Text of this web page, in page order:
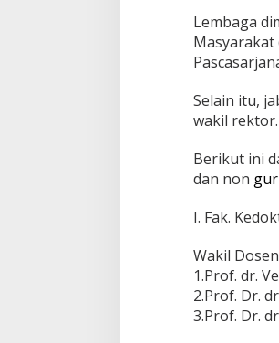
u
l
t
a
P
e
i
d
2
2
3
2
0
Lembaga
Masyarakat
Selain itu,
wakil rektor.
Berikut ini
dan non
I. Fak.
Wakil
1.Prof. dr.
2.Prof. Dr.
3.Prof. Dr.